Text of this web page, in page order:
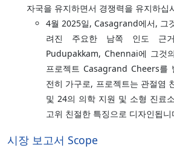
자국을 유지하면서 경쟁력을 유지하십
4월 2025일, Casagrand에서, 그
려진 주요한 남쪽 인도 근
Pudupakkam, Chennai에 그것
프로젝트 Casagrand Cheers를
전히 가구로, 프로젝트는 관절염
및 24의 의학 지원 및 소형 진료
고위 친절한 특징으로 디자인됩니
시장 보고서 Scope